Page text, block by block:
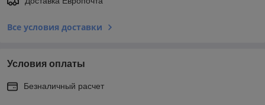
Все условия доставки
Условия оплаты
Безналичный расчет